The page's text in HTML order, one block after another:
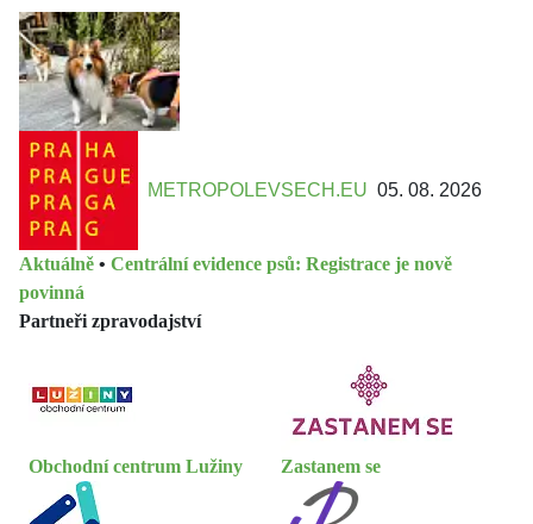
METROPOLEVSECH.EU 05. 08. 2026
Aktuálně • Centrální evidence psů: Registrace je nově
povinná
Partneři zpravodajství
Obchodní centrum Lužiny Zastanem se